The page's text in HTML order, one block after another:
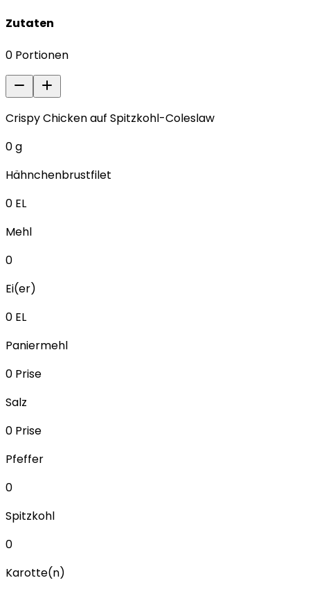
Zutaten
0 Portionen
Crispy Chicken auf Spitzkohl-Coleslaw
0g
Hähnchenbrustfilet
0 EL
Mehl
0
Ei(er)
0 EL
Paniermehl
0 Prise
Salz
0 Prise
Pfeffer
0
Spitzkohl
0
Karotte(n)